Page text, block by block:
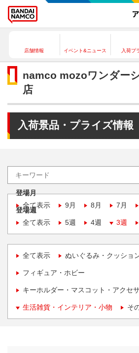
店舗情報 イベント&ニュース 入荷プ
namco mozoワンダー
店
入荷景品・プライズ情報
登場月
全て表示
9月 8月 7月
登場週
全て表示
5週 4週 3週
全て表示 ぬいぐるみ・クッショ
フィギュア・ホビー
キーホルダー・マスコット・アクセ
生活雑貨・インテリア・小物 そ